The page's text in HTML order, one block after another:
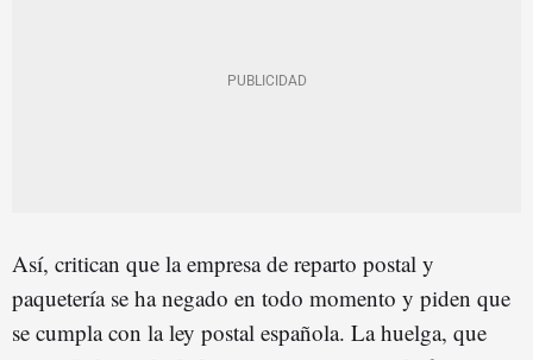
Así, critican que la empresa de reparto postal y
paquetería se ha negado en todo momento y piden que
se cumpla con la ley postal española. La huelga, que